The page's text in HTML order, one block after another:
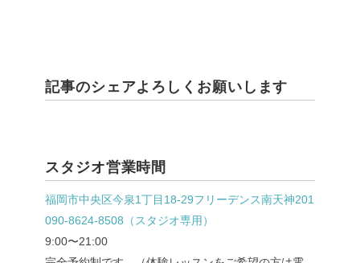
記事のシェアよろしくお願いします
スタジオ営業時間
福岡市中央区今泉1丁目18-29フリーデンス南天神201
090-8624-8508（スタジオ専用）
9:00〜21:00